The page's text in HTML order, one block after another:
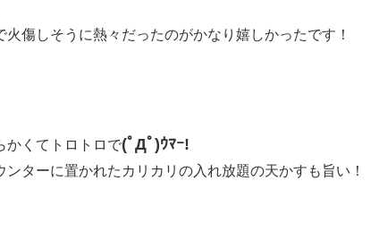
傷しそうに熱々だったのがかなり嬉しかったです！
かくてトロトロで(ﾟДﾟ)ｳﾏｰ!
ターに置かれたカリカリの入れ放題の天かすも旨い！